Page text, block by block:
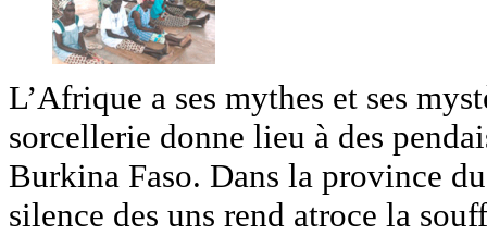
L’Afrique a ses mythes et ses
sorcellerie donne lieu à des
Burkina Faso. Dans la province
silence des uns rend atroce la